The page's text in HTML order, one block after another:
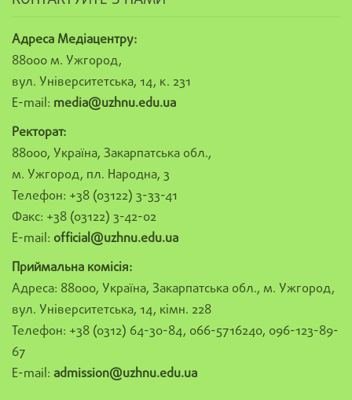
Адреса Медіацентру:
88000 м. Ужгород,
вул. Університетська, 14, к. 231
E-mail: media@uzhnu.edu.ua
Ректорат:
88000, Україна, Закарпатська обл.,
м. Ужгород, пл. Народна, 3
Телефон: +38 (03122) 3-33-41
Факс: +38 (03122) 3-42-02
E-mail: official@uzhnu.edu.ua
Приймальна комісія:
Адреса: 88000, Україна, Закарпатська обл., м. Ужгород,
вул. Університетська, 14, кімн. 228
Телефон: +38 (0312) 64-30-84, 066-5716240, 096-123-89-
67
E-mail: admission@uzhnu.edu.ua